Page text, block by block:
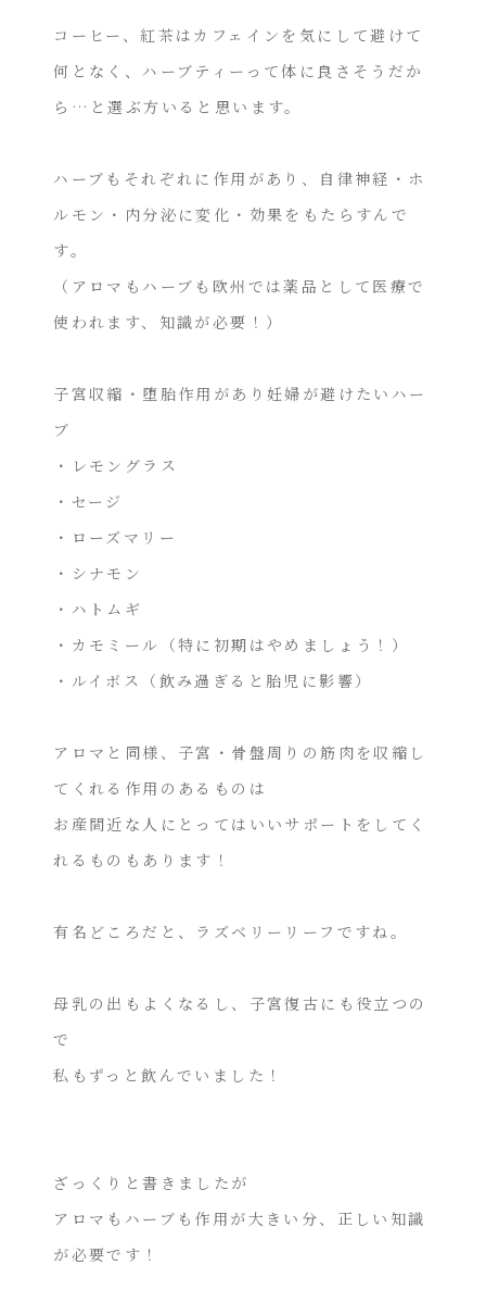
コーヒー、紅茶はカフェインを気にして避けて
何となく、ハーブティーって体に良さそうだか
ら…と選ぶ方いると思います。
ハーブもそれぞれに作用があり、自律神経・ホ
ルモン・内分泌に変化・効果をもたらすんで
す。
（アロマもハーブも欧州では薬品として医療で
使われます、知識が必要！）
子宮収縮・堕胎作用があり妊婦が避けたいハー
ブ
・レモングラス
・セージ
・ローズマリー
・シナモン
・ハトムギ
・カモミール（特に初期はやめましょう！）
・ルイボス（飲み過ぎると胎児に影響）
アロマと同様、子宮・骨盤周りの筋肉を収縮し
てくれる作用のあるものは
お産間近な人にとってはいいサポートをしてく
れるものもあります！
有名どころだと、ラズベリーリーフですね。
母乳の出もよくなるし、子宮復古にも役立つの
で
私もずっと飲んでいました！
ざっくりと書きましたが
アロマもハーブも作用が大きい分、正しい知識
が必要です！